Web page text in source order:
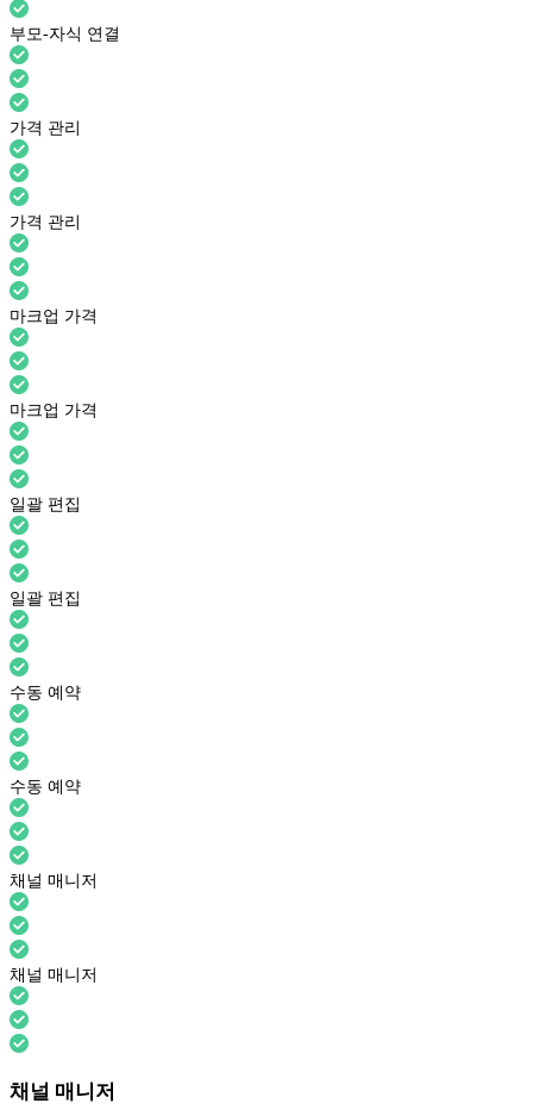
부모-자식 연결
가격 관리
가격 관리
마크업 가격
마크업 가격
일괄 편집
일괄 편집
수동 예약
수동 예약
채널 매니저
채널 매니저
채널 매니저